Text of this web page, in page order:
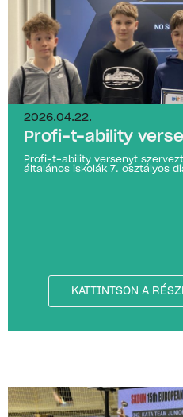
2026.04.22.
Profi-t-ability
Profi-t-ability versenyt
általános iskolák 7. osztályos
KATTINTSON A